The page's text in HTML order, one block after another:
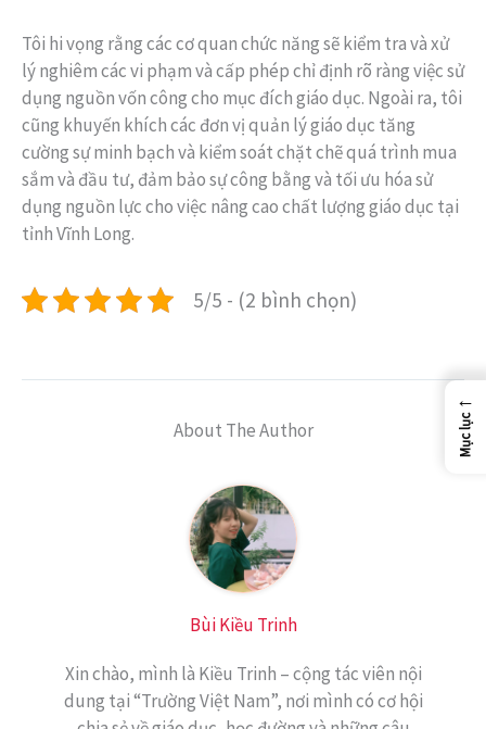
Tôi hi vọng rằng các cơ quan chức năng sẽ kiểm tra và xử
lý nghiêm các vi phạm và cấp phép chỉ định rõ ràng việc sử
dụng nguồn vốn công cho mục đích giáo dục. Ngoài ra, tôi
cũng khuyến khích các đơn vị quản lý giáo dục tăng
cường sự minh bạch và kiểm soát chặt chẽ quá trình mua
sắm và đầu tư, đảm bảo sự công bằng và tối ưu hóa sử
dụng nguồn lực cho việc nâng cao chất lượng giáo dục tại
tỉnh Vĩnh Long.
5/5 - (2 bình chọn)
About The Author
Bùi Kiều Trinh
Xin chào, mình là Kiều Trinh – cộng tác viên nội
dung tại “Trường Việt Nam”, nơi mình có cơ hội
←
Mục lục